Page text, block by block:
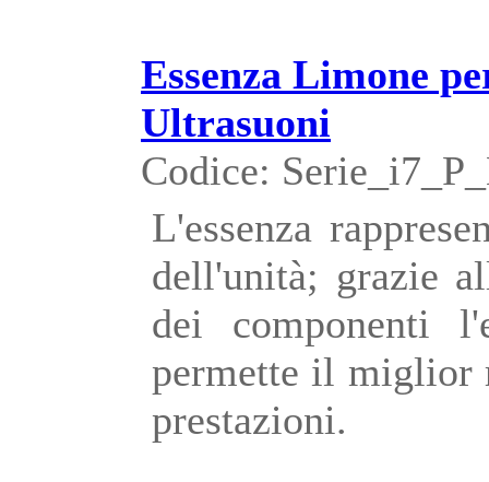
Essenza Limone
Ultrasuoni
Codice:
L'essenza
dell'unità; grazie
dei componenti
permette il miglior
prestazioni.